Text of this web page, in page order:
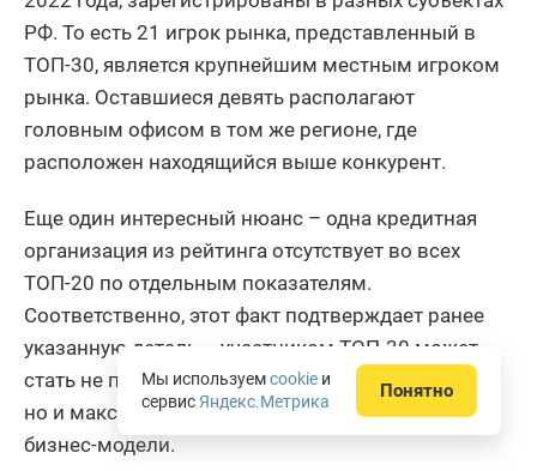
РФ. То есть 21 игрок рынка, представленный в
ТОП-30, является крупнейшим местным игроком
рынка. Оставшиеся девять располагают
головным офисом в том же регионе, где
расположен находящийся выше конкурент.
Еще один интересный нюанс – одна кредитная
организация из рейтинга отсутствует во всех
ТОП-20 по отдельным показателям.
Соответственно, этот факт подтверждает ранее
указанную деталь – участником ТОП-30 может
стать не просто заметный финансовый институт,
но и максимально универсальный по своей
бизнес-модели.
Мы используемcookie и
сервис Яндекс.Метрика Понятно